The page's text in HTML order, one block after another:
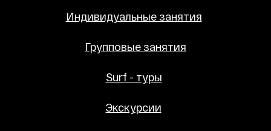
Индивидуальные занятия
Групповые занятия
Surf - туры
Экскурсии